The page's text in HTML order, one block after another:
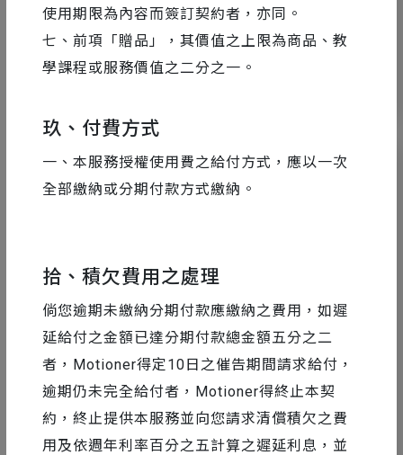
使用期限為內容而簽訂契約者，亦同。
七、前項「贈品」，其價值之上限為商品、教
學課程或服務價值之二分之一。
玖、付費方式
一、本服務授權使用費之給付方式，應以一次
全部繳納或分期付款方式繳納。
拾、積欠費用之處理
倘您逾期未繳納分期付款應繳納之費用，如遲
延給付之金額已達分期付款總金額五分之二
者，Motioner得定10日之催告期間請求給付，
逾期仍未完全給付者，Motioner得終止本契
約，終止提供本服務並向您請求清償積欠之費
用及依週年利率百分之五計算之遲延利息，並
AE 教學 2017-04-26
雜訊材質製作：Noise Texture 風格設計